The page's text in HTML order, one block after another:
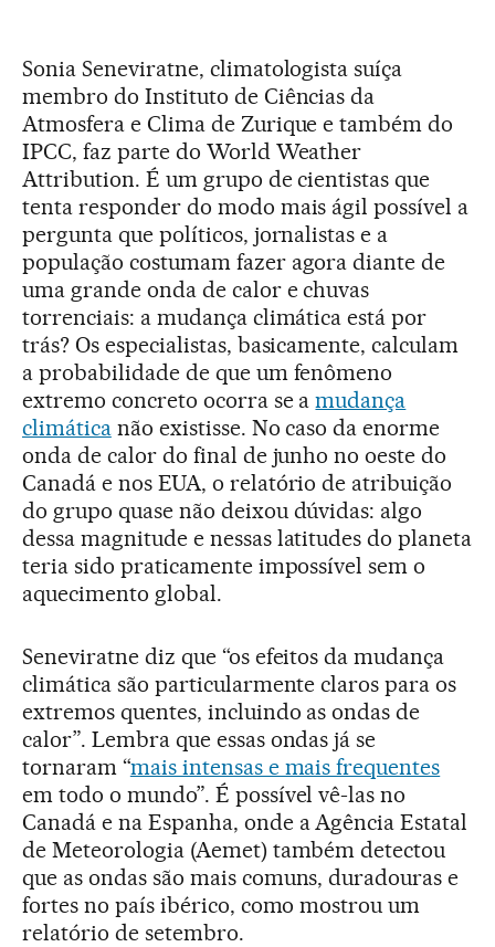
Sonia Seneviratne, climatologista suíça
membro do Instituto de Ciências da
Atmosfera e Clima de Zurique e também do
IPCC, faz parte do World Weather
Attribution. É um grupo de cientistas que
tenta responder do modo mais ágil possível a
pergunta que políticos, jornalistas e a
população costumam fazer agora diante de
uma grande onda de calor e chuvas
torrenciais: a mudança climática está por
trás? Os especialistas, basicamente, calculam
a probabilidade de que um fenômeno
extremo concreto ocorra se amudança
climáticanão existisse. No caso da enorme
onda de calor do final de junho no oeste do
Canadá e nos EUA, o relatório de atribuição
do grupo quase não deixou dúvidas: algo
dessa magnitude e nessas latitudes do planeta
teria sido praticamente impossível sem o
aquecimento global.
Seneviratne diz que “os efeitos da mudança
climática são particularmente claros para os
extremos quentes, incluindo as ondas de
calor”. Lembra que essas ondas já se
tornaram “mais intensas e mais frequentes
em todo o mundo”. É possível vê-las no
Canadá e na Espanha, onde a Agência Estatal
de Meteorologia (Aemet) também detectou
que as ondas são mais comuns, duradouras e
fortes no país ibérico, como mostrou um
relatório de setembro.